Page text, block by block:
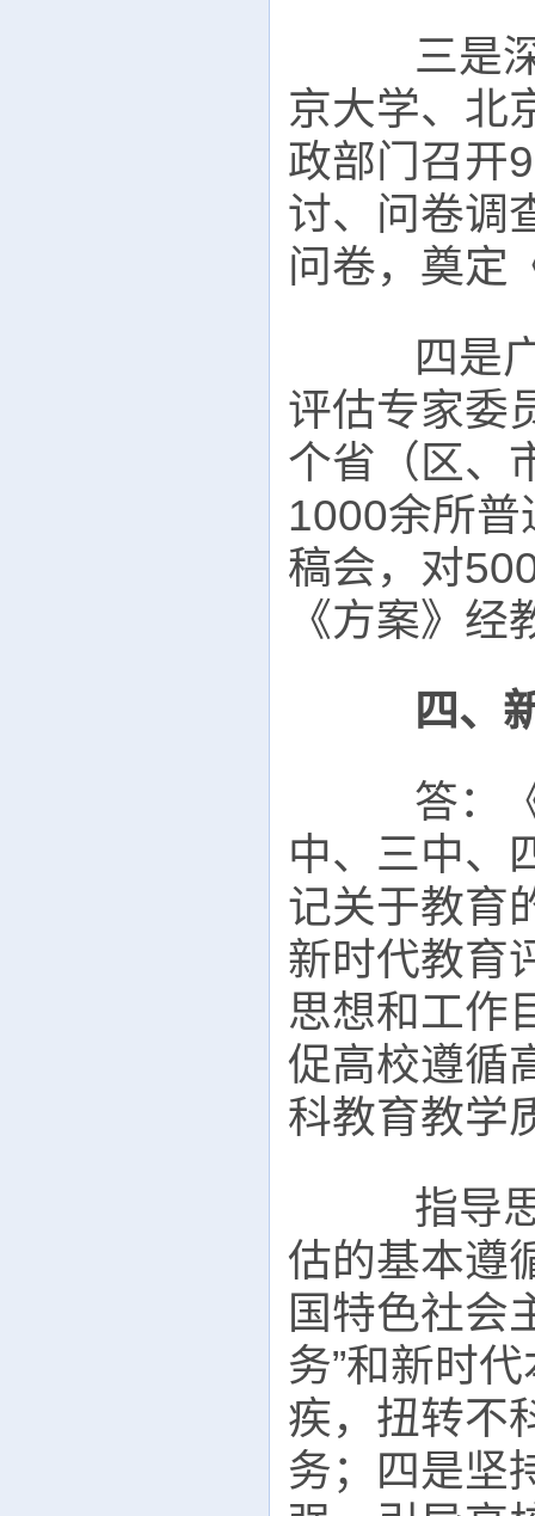
三是深
京大学、北
政部门召开
讨、问卷调
问卷，奠定
四是广
评估专家委
个省（区、
1000余所
稿会，对
《方案》
四、
答：《
中、三中、
记关于教育
新时代教育
思想和工作
促高校遵循
科教育教学
指导思
估的基本遵
国特色社会
务”和新时
疾，扭转不
务；四是坚